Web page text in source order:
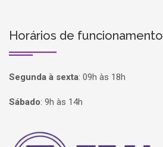
Horários de funcionamento
Segunda à sexta: 09h às 18h
Sábado: 9h às 14h
Página inicial